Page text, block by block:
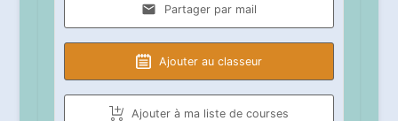
Partager par mail
Ajouter au classeur
Ajouter à ma liste de courses